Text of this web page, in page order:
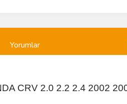
Yorumlar
CRV 2.0 2.2 2.4 2002